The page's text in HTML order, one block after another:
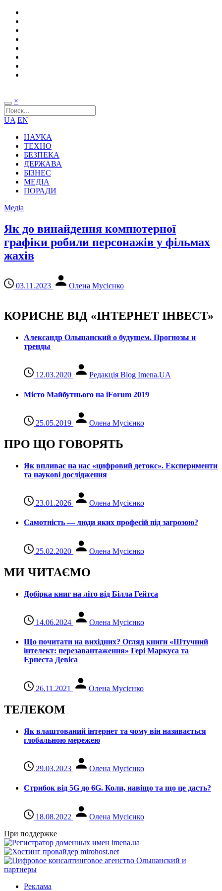
×
UA EN
НАУКА
ТЕХНО
БЕЗПЕКА
ДЕРЖАВА
БІЗНЕС
МЕДІА
ПОРАДИ
Медіа
Як до винайдення компютерної
графіки робили персонажів у фільмах
жахів
03.11.2023 Олена Мусієнко
КОРИСНЕ ВІД «ІНТЕРНЕТ ІНВЕСТ»
Александр Ольшанский о будущем. Прогнозы и
тренды
12.03.2020 Редакція Blog Imena.UA
Місто Майбутнього на iForum 2019
25.05.2019 Олена Мусієнко
ПРО ЩО ГОВОРЯТЬ
Як впливає на нас «цифровий детокс». Експерименти
та наукові дослідження
23.01.2026 Олена Мусієнко
Самотність — люди яких професій під загрозою?
25.02.2020 Олена Мусієнко
МИ ЧИТАЄМО
Добірка книг на літо від Білла Гейтса
14.06.2024 Олена Мусієнко
Що почитати на вихідних? Огляд книги «Штучний
інтелект: перезавантаження» Гері Маркуса та
Ернеста Девіса
26.11.2021 Олена Мусієнко
ТЕЛЕКОМ
Як влаштований інтернет та чому він називається
глобальною мережею
29.03.2023 Олена Мусієнко
Стрибок від 5G до 6G. Коли, навіщо та що це даcть?
18.08.2022
Олена Мусієнко
При поддержке
Реклама